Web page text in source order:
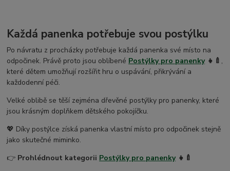
Každá panenka potřebuje svou postýlku
Po návratu z procházky potřebuje každá panenka své místo na
odpočinek. Právě proto jsou oblíbené Postýlky pro panenky👧🍼 ,
které dětem umožňují rozšířit hru o uspávání, přikrývání a
každodenní péči.
Velké oblibě se těší zejména dřevěné postýlky pro panenky, které
jsou krásným doplňkem dětského pokojíčku.
💖 Díky postýlce získá panenka vlastní místo pro odpočinek stejně
jako skutečné miminko.
👉 Prohlédnout kategorii Postýlky pro panenky👧🍼